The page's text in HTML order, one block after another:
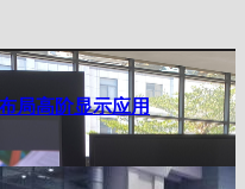
局高阶显示应用